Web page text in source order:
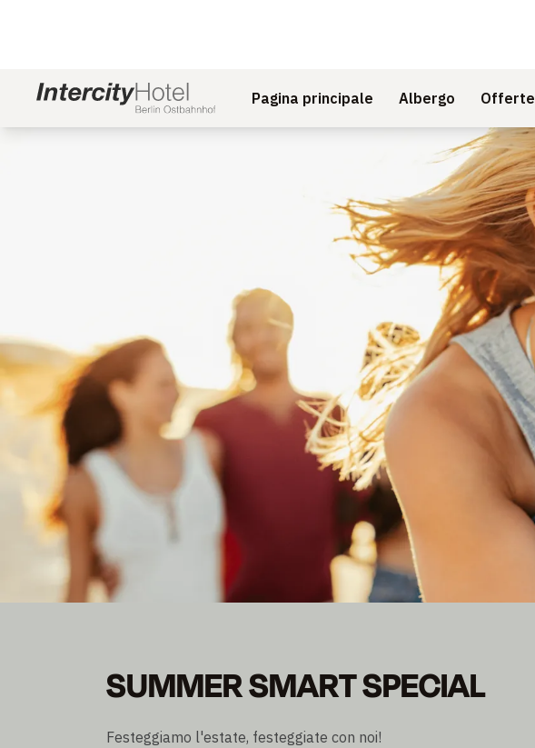
Pagina principale Albergo Offerte
Diventa socio e risparmia fino al 30% di sconto
SUMMER SMART SPECIAL
Festeggiamo l'estate, festeggiate con noi!